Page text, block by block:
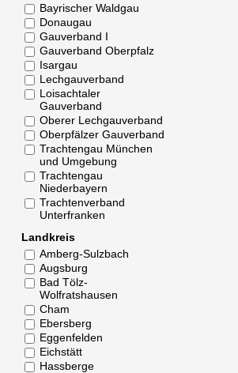
Bayrischer Waldgau
Donaugau
Gauverband I
Gauverband Oberpfalz
Isargau
Lechgauverband
Loisachtaler
Gauverband
Oberer Lechgauverband
Oberpfälzer Gauverband
Trachtengau München
und Umgebung
Trachtengau
Niederbayern
Trachtenverband
Unterfranken
Landkreis
Amberg-Sulzbach
Augsburg
Bad Tölz-
Wolfratshausen
Cham
Ebersberg
Eggenfelden
Eichstätt
Hassberge